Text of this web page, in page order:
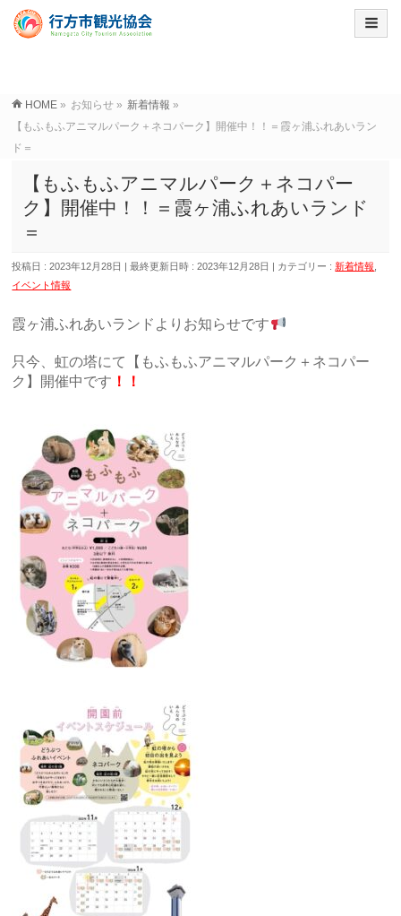
HOME » お知らせ » 新着情報 »
【もふもふアニマルパーク＋ネコパーク】開催中！！＝霞ヶ浦ふれあいラン
ド＝
【もふもふアニマルパーク＋ネコパー
ク】開催中！！＝霞ヶ浦ふれあいランド
＝
投稿日 : 2023年12月28日 最終更新日時 : 2023年12月28日 カテゴリー : 新着情報
イベント情報
霞ヶ浦ふれあいランドよりお知らせです
只今、虹の塔にて【もふもふアニマルパーク＋ネコパー
ク】開催中です ！！